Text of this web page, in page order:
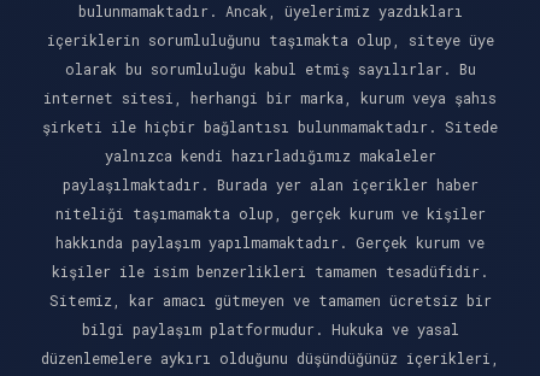
bulunmamaktadır. Ancak, üyelerimiz yazdıkları
içeriklerin sorumluluğunu taşımakta olup, siteye üye
olarak bu sorumluluğu kabul etmiş sayılırlar. Bu
internet sitesi, herhangi bir marka, kurum veya şahıs
şirketi ile hiçbir bağlantısı bulunmamaktadır. Sitede
yalnızca kendi hazırladığımız makaleler
paylaşılmaktadır. Burada yer alan içerikler haber
niteliği taşımamakta olup, gerçek kurum ve kişiler
hakkında paylaşım yapılmamaktadır. Gerçek kurum ve
kişiler ile isim benzerlikleri tamamen tesadüfidir.
Sitemiz, kar amacı gütmeyen ve tamamen ücretsiz bir
bilgi paylaşım platformudur. Hukuka ve yasal
düzenlemelere aykırı olduğunu düşündüğünüz içerikleri,